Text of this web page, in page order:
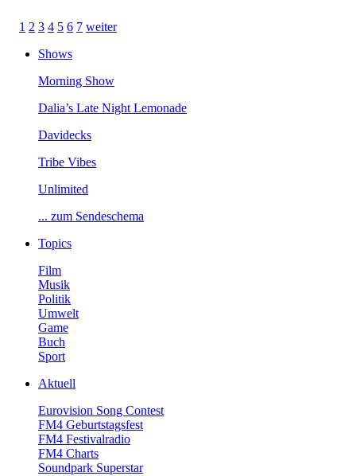
1 2 3 4 5 6 7 weiter
Shows
MorningShow
Dalia’sLateNightLemonade
Davidecks
TribeVibes
Unlimited
...zumSendeschema
Topics
Film
Musik
Politik
Umwelt
Game
Buch
Sport
Aktuell
EurovisionSongContest
FM4Geburtstagsfest
FM4Festivalradio
FM4Charts
SoundparkSuperstar